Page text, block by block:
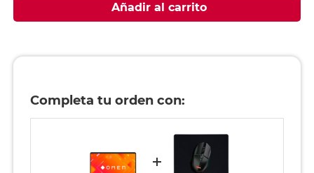
Añadir al carrito
Completa tu orden con: